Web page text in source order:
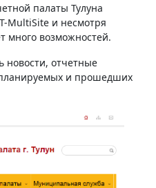
палаты Тулуна
MultiSite и несмотря
много возможностей.
новости, отчетные
и прошедших